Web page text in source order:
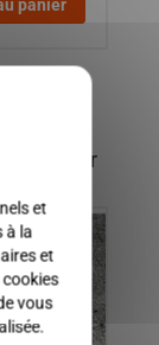
panier
par
et
à la
et
vous